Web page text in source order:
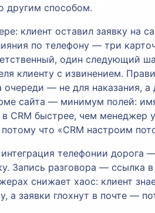
другим способом.
клиент оставил заявку на
по телефону — три
один следующий
клиенту с извинением.
очереди — не для наказания,
сайта — минимум полей:
CRM быстрее, чем менеджер
что «CRM настроим
телефонии дорога
Запись разговора —
снижает хаос: клиент
а заявки глохнут в почте —